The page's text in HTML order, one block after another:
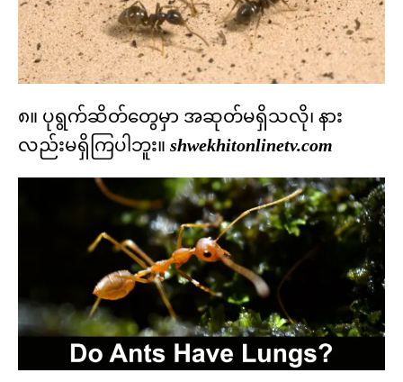
၈။ ပုရွက်ဆိတ်တွေမှာ အဆုတ်မရှိသလို၊ နား
လည်းမရှိကြပါဘူး။ shwekhitonlinetv.com